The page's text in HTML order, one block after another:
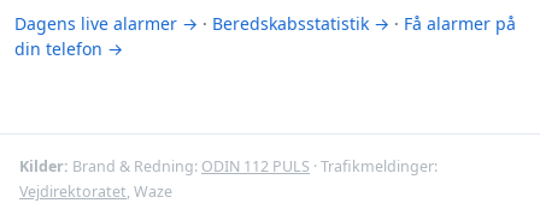
Dagens live alarmer → · Beredskabsstatistik → · Få alarmer på
din telefon →
Kilder: Brand & Redning: ODIN 112 PULS · Trafikmeldinger:
Vejdirektoratet, Waze